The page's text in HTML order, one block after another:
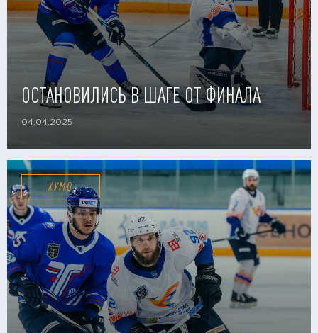
ОСТАНОВИЛИСЬ В ШАГЕ ОТ ФИНАЛА
04.04.2025
ХУМО